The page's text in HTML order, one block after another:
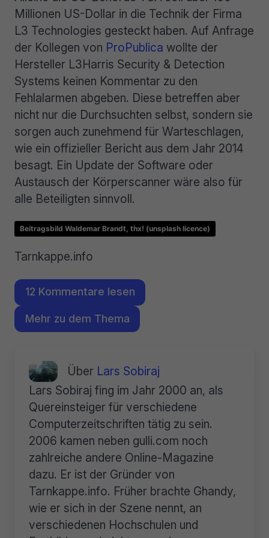
Millionen US-Dollar in die Technik der Firma
L3 Technologies gesteckt haben. Auf Anfrage
der Kollegen von ProPublica wollte der
Hersteller L3Harris Security & Detection
Systems keinen Kommentar zu den
Fehlalarmen abgeben. Diese betreffen aber
nicht nur die Durchsuchten selbst, sondern sie
sorgen auch zunehmend für Warteschlagen,
wie ein offizieller Bericht aus dem Jahr 2014
besagt. Ein Update der Software oder
Austausch der Körperscanner wäre also für
alle Beteiligten sinnvoll.
Beitragsbild Waldemar Brandt, thx! (unsplash licence)
Tarnkappe.info
12 Kommentare lesen
Mehr zu dem Thema
Über Lars Sobiraj
Lars Sobiraj fing im Jahr 2000 an, als
Quereinsteiger für verschiedene
Computerzeitschriften tätig zu sein.
2006 kamen neben gulli.com noch
zahlreiche andere Online-Magazine
dazu. Er ist der Gründer von
Tarnkappe.info. Früher brachte Ghandy,
wie er sich in der Szene nennt, an
verschiedenen Hochschulen und